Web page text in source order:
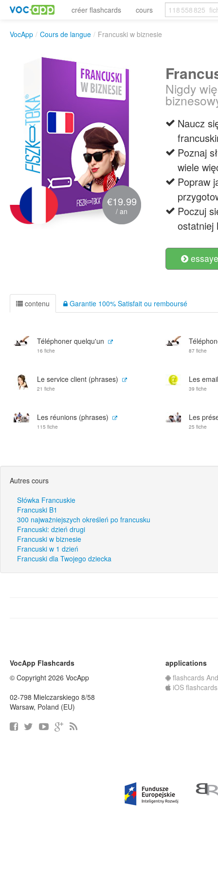
créer flashcards cours
VocApp / Cours de langue / Francuski w biznesie
€19.99
/ an
Nigdy
Naucz
Poznaj
wiele
Popraw
Poczuj
ostatniej
contenu Garantie 100% Satisfait ou remboursé
Téléphoner quelqu'un
16 fiche 87 fiche
Le service client (phrases)
21 fiche
Les
39 fiche
Les réunions (phrases)
115 fiche
Les
25 fiche
Autres cours
Słówka Francuskie
Francuski B1
300 najważniejszych określeń po francusku
Francuski: dzień drugi
Francuski w biznesie
Francuski w 1 dzień
Francuski dla Twojego dziecka
VocApp Flashcards
© Copyright 2026 VocApp
02-798 Mielczarskiego 8/58
Warsaw, Poland (EU)
applications
flashcards
iOS flashcards